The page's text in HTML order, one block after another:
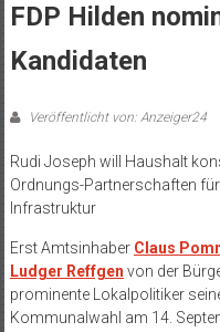
FDP Hilden
Kandidaten
Veröffentlicht von: Anzeiger24
Rudi Joseph will Haushalt
Ordnungs-Partnerschaften
Infrastruktur
Erst Amtsinhaber Claus
Ludger Reffgen von der
prominente Lokalpolitiker
Kommunalwahl am 14.